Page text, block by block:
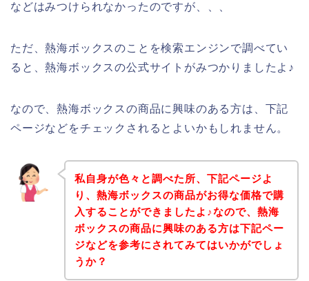
などはみつけられなかったのですが、、、
ただ、熱海ボックスのことを検索エンジンで調べてい
ると、熱海ボックスの公式サイトがみつかりましたよ♪
なので、熱海ボックスの商品に興味のある方は、下記
ページなどをチェックされるとよいかもしれません。
私自身が色々と調べた所、下記ページよ
り、熱海ボックスの商品がお得な価格で購
入することができましたよ♪なので、熱海
ボックスの商品に興味のある方は下記ペー
ジなどを参考にされてみてはいかがでしょ
うか？